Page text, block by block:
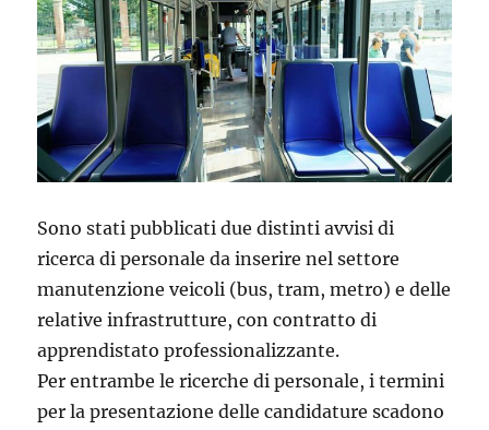
Sono stati pubblicati due distinti avvisi di
ricerca di personale da inserire nel settore
manutenzione veicoli (bus, tram, metro) e delle
relative infrastrutture, con contratto di
apprendistato professionalizzante.
Per entrambe le ricerche di personale, i termini
per la presentazione delle candidature scadono